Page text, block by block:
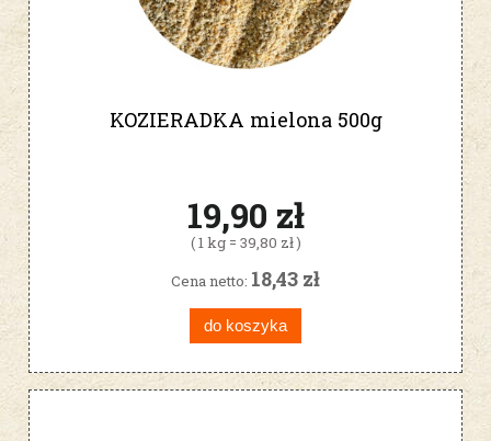
KOZIERADKA mielona 500g
19,90 zł
( 1 kg = 39,80 zł )
Cena netto: 18,43 zł
do koszyka